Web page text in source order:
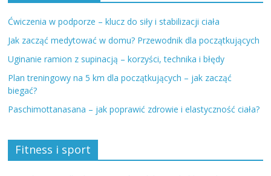
Ćwiczenia w podporze – klucz do siły i stabilizacji ciała
Jak zacząć medytować w domu? Przewodnik dla początkujących
Uginanie ramion z supinacją – korzyści, technika i błędy
Plan treningowy na 5 km dla początkujących – jak zacząć
biegać?
Paschimottanasana – jak poprawić zdrowie i elastyczność ciała?
Fitness i sport